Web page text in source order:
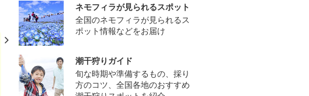
ネモフィラが見られるスポット
全国のネモフィラが見られるス
ポット情報などをお届け
潮干狩りガイド
旬な時期や準備するもの、採り
方のコツ、全国各地のおすすめ